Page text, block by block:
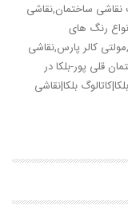
نقاشی ساختمان,نقاشی
رنگ های
کالر پارس,نقاشی
قلی پور-بلکا در
بلکا|نقاشی